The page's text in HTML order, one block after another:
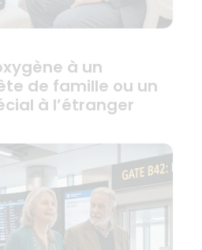
à un
de famille ou un
à l’étranger